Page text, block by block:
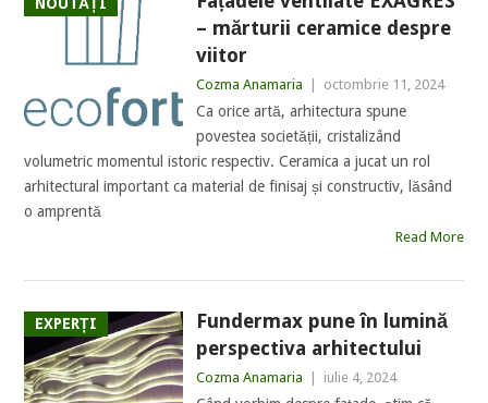
– mărturii ceramice despre
viitor
Cozma Anamaria octombrie 11, 2024
Ca orice artă, arhitectura spune
povestea societății, cristalizând
volumetric momentul istoric respectiv. Ceramica a jucat un rol
arhitectural important ca material de finisaj și constructiv, lăsând
o amprentă
Read More
EXPERȚI
Fundermax pune în lumină
perspectiva arhitectului
Cozma Anamaria iulie 4, 2024